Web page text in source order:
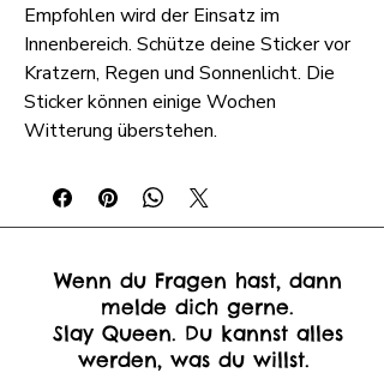
Empfohlen wird der Einsatz im
Innenbereich. Schütze deine Sticker vor
Kratzern, Regen und Sonnenlicht. Die
Sticker können einige Wochen
Witterung überstehen.
Wenn du Fragen hast, dann
melde dich gerne.
Slay Queen. Du kannst alles
werden, was du willst.